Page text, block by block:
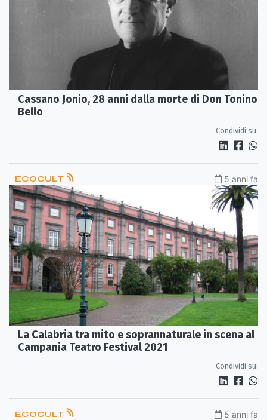
Cassano Jonio, 28 anni dalla morte di Don Tonino
Bello
Condividi su:
ECOCULT 5 anni fa
La Calabria tra mito e soprannaturale in scena al
Campania Teatro Festival 2021
Condividi su:
ECOCULT 5 anni fa